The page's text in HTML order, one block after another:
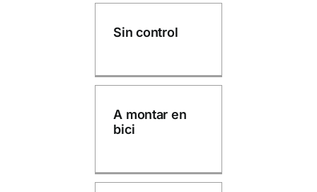
Sin control
A montar en
bici